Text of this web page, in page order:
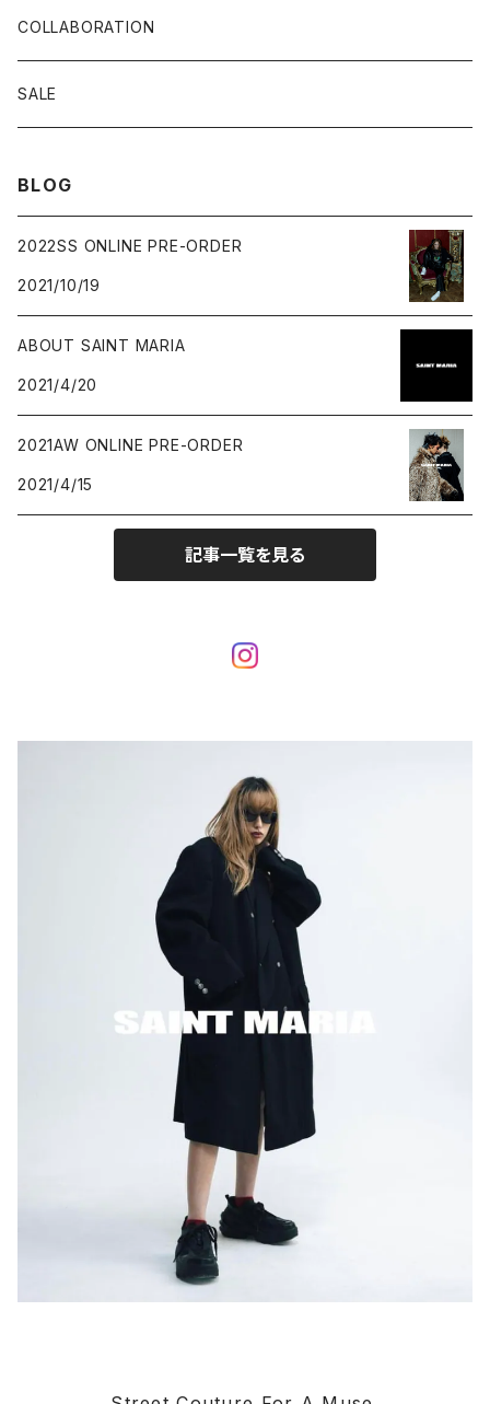
COLLABORATION
SALE
BLOG
2022SS ONLINE PRE-ORDER
2021/10/19
ABOUT SAINT MARIA
2021/4/20
2021AW ONLINE PRE-ORDER
2021/4/15
記事一覧を見る